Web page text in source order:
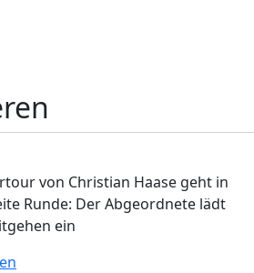
von Christian Haase geht in
Runde: Der Abgeordnete lädt
ein